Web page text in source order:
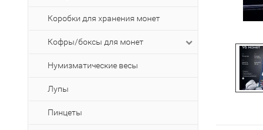
Коробки для хранения монет
Кофры/боксы для монет
Нумизматические весы
Лупы
Пинцеты